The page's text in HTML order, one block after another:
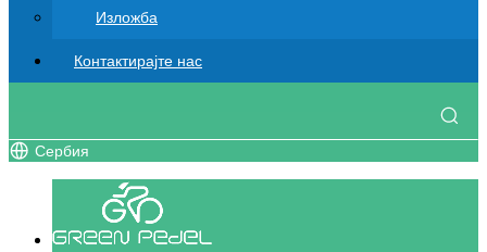
Изложба
Контактирајте нас
Сербия